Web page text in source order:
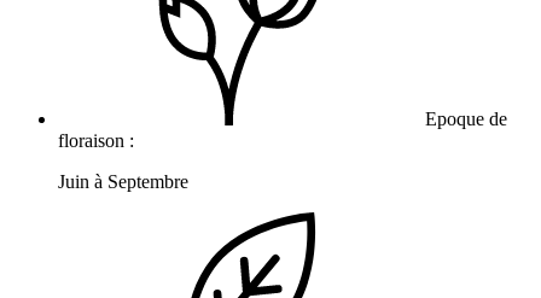
Epoque de
floraison :
Juin à Septembre